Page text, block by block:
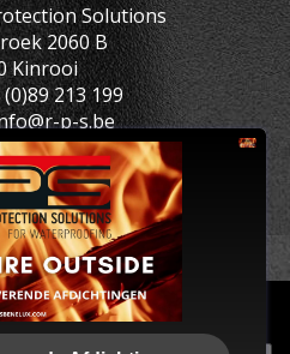
Solutions
2060 B
Kinrooi
213 199
p-s.be
Privacybeleid
that we give you the best
you continue to use this site we